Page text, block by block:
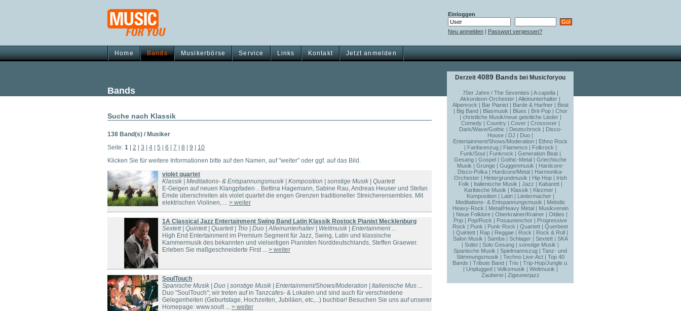
Einloggen
Neu anmelden | Passwort vergessen?
Home Bands Musikerbörse Service Links Kontakt Jetzt anmelden
Derzeit 4089 Bands bei Musicforyou
70er Jahre / The Seventies | A capella|
Akkordeon-Orchester | Alleinunterhalter |
Alpenrock | Bar Pianist| Barde & Harfner| Beat
| Big Band| Blasmusik | Blues | Brit-Pop| Chor
| christliche Musik/neue geistliche Lieder|
Comedy| Country| Cover| Crossover|
Dark/Wave/Gothic | Deutschrock | Disco-
House | DJ | Duo |
Entertainment/Shows/Moderation | Ethno Rock
| Fanfarenzug| Flamenco| Folkrock |
Funk/Soul| Funkrock | Generation Beat|
Gesang | Gospel | Gothic-Metal | Griechische
Musik | Grunge| Guggenmusik | Hardcore-
Disco-Polka| Hardcore/Metal| Harmonika-
Orchester| Hintergrundmusik | Hip Hop| Irish
Folk | Italienische Musik | Jazz | Kabarett|
Karibische Musik | Klassik | Klezmer |
Komposition| Latin| Liedermacher|
Meditations- & Entspannungsmusik | Melodic
Heavy-Rock | Metal/Heavy Metal| Musikverein
| Neue Folklore | Oberkrainer/Krainer | Oldies |
Pop | Pop/Rock | Posaunenchor | Progressive
Rock | Punk | Punk-Rock | Quartett | Querbeet
| Quintett| Rap| Reggae| Rock | Rock & Roll|
Salon Musik | Samba | Schlager | Sextett | SKA
| Solist | Solo Gesang | sonstige Musik |
Spanische Musik | Spielmannszug | Tanz- und
Stimmungsmusik | Techno Live-Act| Top 40
Bands | Tribute Band| Trio| Trip-Hop/Jungle u.
| Unplugged| Volksmusik | Weltmusik |
Zauberei| Zigeunerjazz
Bands
Suche nach Klassik
138 Band(s) / Musiker
Seite: 1 2 3 4 5 6 7 8 9
10
Klicken Sie für weitere Informationen bitte auf den Namen, auf "weiter" oder ggf. auf das Bild.
violet quartet
Klassik | Meditations- & Entspannungsmusik | Komposition | sonstige Musik | Quartett
E-Geigen auf neuen Klangpfaden .. Bettina Hagemann, Sabine Rau, Andreas Heuser und Stefan
Emde überschreiten als violet quartet die engen Grenzen traditioneller Streicherensembles. Mit
elektrischen Violinen, ... > weiter
1A Classical Jazz Entertainment Swing Band Latin Klassik Rostock Pianist Mecklenburg
Sextett | Quintett | Quartett | Trio | Duo | Alleinunterhalter | Weltmusik | Entertainment ...
High End Entertainment im Premium Segment für Jazz, Swing, Latin und klassische
Kammermusik des bekannten und vielseitigen Pianisten Norddeutschlands, Steffen Graewer.
Erleben Sie maßgeschneiderte First ... > weiter
SoulTouch
Spanische Musik | Duo | sonstige Musik | Entertainment/Shows/Moderation | Italienische Mus ...
Duo "SoulTouch"; wir treten auf in Tanzcafes- & Lokalen und sind auch für verschiedene
Gelegenheiten (Geburtstage, Hochzeiten, Jubiläen, etc,...) buchbar! Besuchen Sie uns auf unserer
Homepage: www.soult ... > weiter